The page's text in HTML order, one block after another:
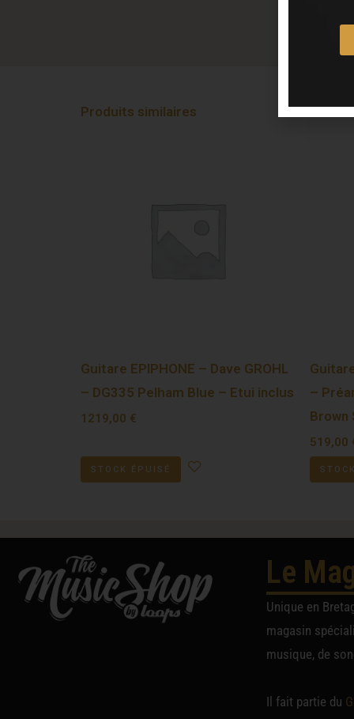
Produits similaires
Guitare EPIPHONE – Dave GROHL
– DG335 Pelham Blue – Etui inclus
1219,00 €
STOCK ÉPUISÉ
–
Brown
519,00
Le
Unique en
magasin
musique, de
Il fait partie du